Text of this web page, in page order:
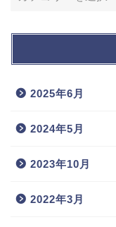
2025年6月
2024年5月
2023年10月
2022年3月